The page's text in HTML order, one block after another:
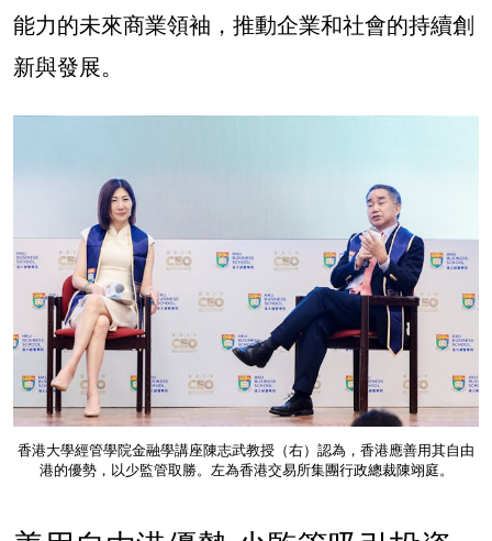
能力的未來商業領袖，推動企業和社會的持續創
新與發展。
香港大學經管學院金融學講座陳志武教授（右）認為，香港應善用其自由
港的優勢，以少監管取勝。左為香港交易所集團行政總裁陳翊庭。